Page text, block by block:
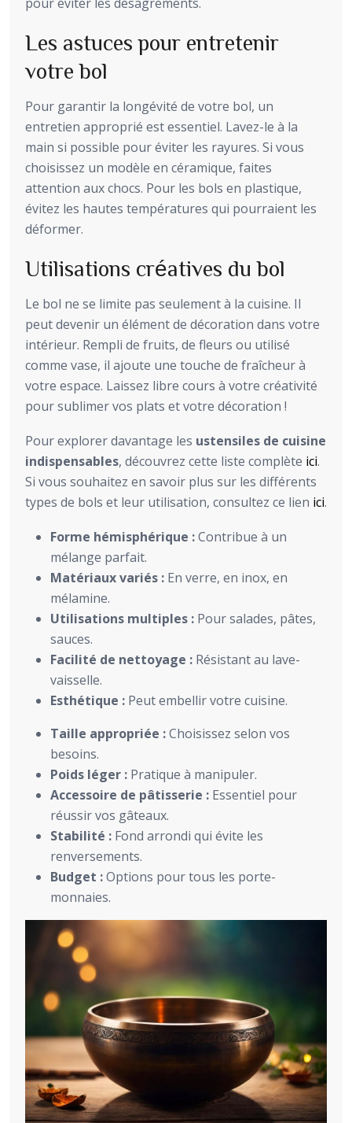
Les astuces pour entretenir
votre bol
Pour garantir la longévité de votre bol, un
entretien approprié est essentiel. Lavez-le à la
main si possible pour éviter les rayures. Si vous
choisissez un modèle en céramique, faites
attention aux chocs. Pour les bols en plastique,
évitez les hautes températures qui pourraient les
déformer.
Utilisations créatives du bol
Le bol ne se limite pas seulement à la cuisine. Il
peut devenir un élément de décoration dans votre
intérieur. Rempli de fruits, de fleurs ou utilisé
comme vase, il ajoute une touche de fraîcheur à
votre espace. Laissez libre cours à votre créativité
pour sublimer vos plats et votre décoration !
Pour explorer davantage les ustensiles de cuisine
indispensables, découvrez cette liste complète ici.
Si vous souhaitez en savoir plus sur les différents
types de bols et leur utilisation, consultez ce lien ici.
Forme hémisphérique :Contribue à un
mélange parfait.
Matériaux variés : En verre, en inox, en
mélamine.
Utilisations multiples : Pour salades, pâtes,
sauces.
Facilité de nettoyage : Résistant au lave-
vaisselle.
Esthétique : Peut embellir votre cuisine.
Taille appropriée :Choisissez selon vos
besoins.
Poids léger : Pratique à manipuler.
Accessoire de pâtisserie : Essentiel pour
réussir vos gâteaux.
Stabilité : Fond arrondi qui évite les
renversements.
Budget :Options pour tous les porte-
monnaies.